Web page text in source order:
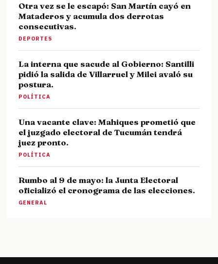
Otra vez se le escapó: San Martín cayó en
Mataderos y acumula dos derrotas
consecutivas.
DEPORTES
La interna que sacude al Gobierno: Santilli
pidió la salida de Villarruel y Milei avaló su
postura.
POLÍTICA
Una vacante clave: Mahiques prometió que
el juzgado electoral de Tucumán tendrá
juez pronto.
POLÍTICA
Rumbo al 9 de mayo: la Junta Electoral
oficializó el cronograma de las elecciones.
GENERAL